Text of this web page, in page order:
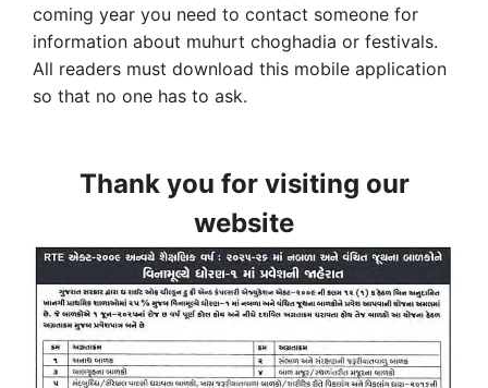
coming year you need to contact someone for
information about muhurt choghadia or festivals.
All readers must download this mobile application
so that no one has to ask.
Thank you for visiting our
website